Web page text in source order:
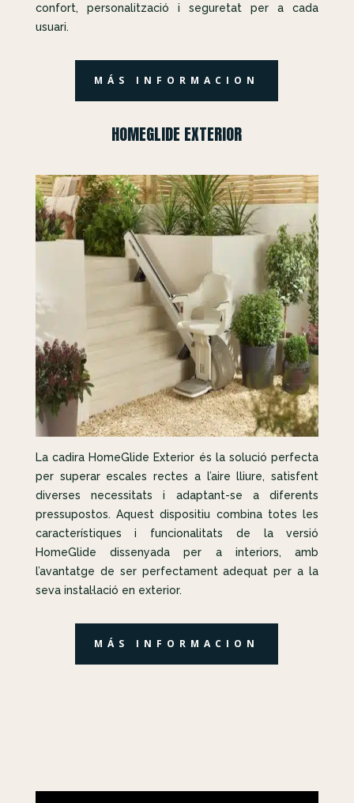
confort, personalització i seguretat per a cada
usuari.
MÁS INFORMACION
HOMEGLIDE EXTERIOR
La cadira HomeGlide Exterior és la solució perfecta
per superar escales rectes a l’aire lliure, satisfent
diverses necessitats i adaptant-se a diferents
pressupostos. Aquest dispositiu combina totes les
característiques i funcionalitats de la versió
HomeGlide dissenyada per a interiors, amb
l’avantatge de ser perfectament adequat per a la
seva instal·lació en exterior.
MÁS INFORMACION